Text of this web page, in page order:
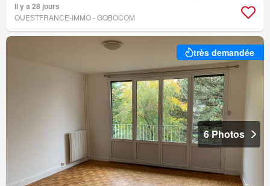
Il y a 28 jours
OUESTFRANCE-IMMO - GOBOCOM
très demandée
6 Photos